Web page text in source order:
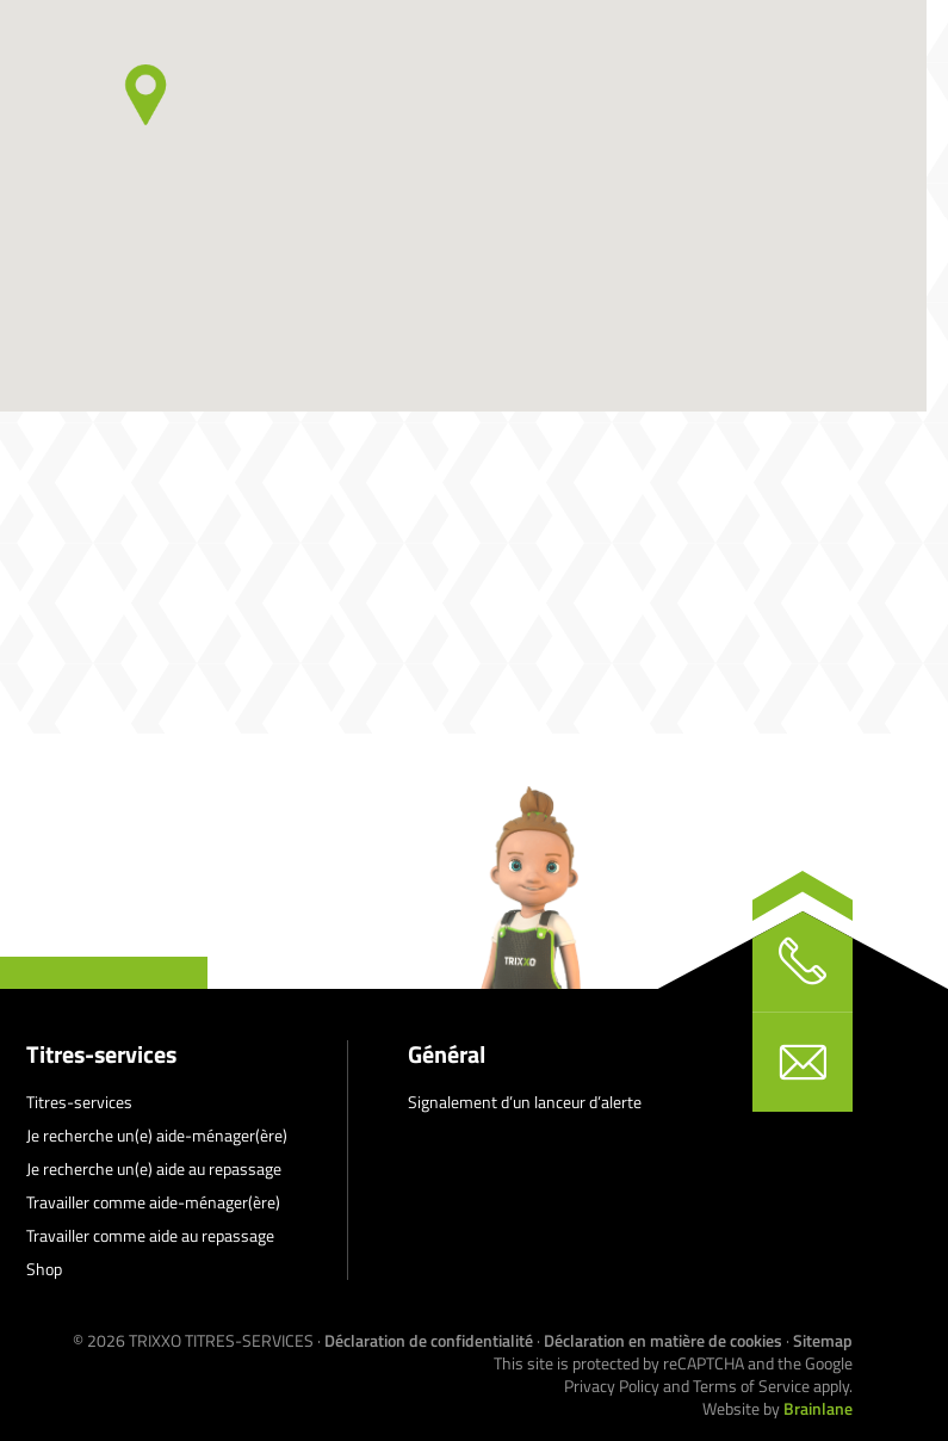
Titres-services
Titres-services
Je recherche un(e) aide-ménager(ère)
Je recherche un(e) aide au repassage
Travailler comme aide-ménager(ère)
Travailler comme aide au repassage
Shop
Général
Signalement d’un lanceur d’alerte
© 2026TRIXXO TITRES-SERVICES · Déclaration de confidentialité· Déclaration en matière de cookies ·Sitemap
This site is protected by reCAPTCHA and the Google
Privacy PolicyandTerms of Serviceapply.
Website byBrainlane